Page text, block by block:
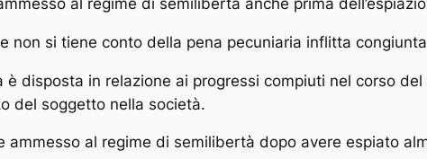
al regime di semilibertà anche prima
non si tiene conto della pena pecuniaria inflitta
è disposta in relazione ai progressi compiuti nel corso
del soggetto nella società.
ammesso al regime di semilibertà dopo avere espiato